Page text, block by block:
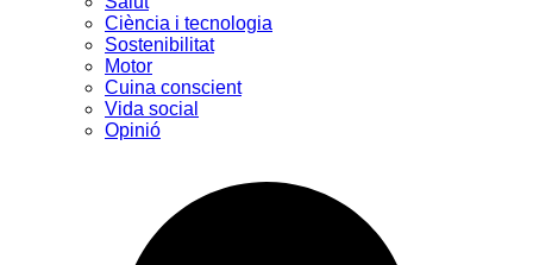
Ciència i tecnologia
Sostenibilitat
Motor
Cuina conscient
Vida social
Opinió